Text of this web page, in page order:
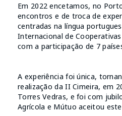
Em 2022 encetamos, no
encontros e de troca de
centradas na língua
Internacional de
com a participação de 7
A experiência foi única,
realização da II Cimeira, em
Torres Vedras, e foi com
Agrícola e Mútuo aceitou